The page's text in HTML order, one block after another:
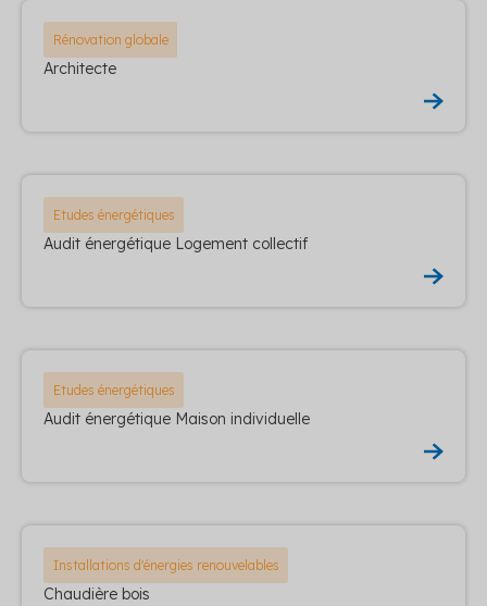
Rénovation globale
Architecte
Etudes énergétiques
Audit énergétique Logement collectif
Etudes énergétiques
Audit énergétique Maison individuelle
Installations d'énergies renouvelables
Chaudière bois